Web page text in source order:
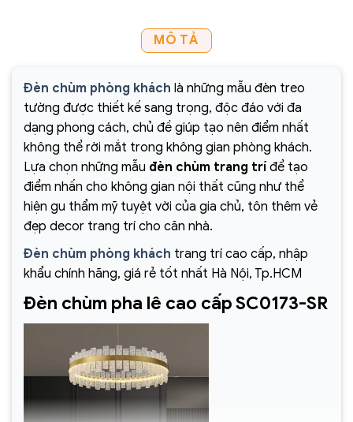
MÔ TẢ
Đèn chùm phòng khách là những mẫu đèn treo
tường được thiết kế sang trọng, độc đáo với đa
dạng phong cách, chủ đề giúp tạo nên điểm nhất
không thể rời mắt trong không gian phòng khách.
Lựa chọn những mẫu đèn chùm trang trí để tạo
điểm nhấn cho không gian nội thất cũng như thể
hiện gu thẩm mỹ tuyệt vời của gia chủ, tôn thêm vẻ
đẹp decor trang trí cho căn nhà.
Đèn chùm phòng khách trang trí cao cấp, nhập
khẩu chính hãng, giá rẻ tốt nhất Hà Nội, Tp.HCM
Đèn chùm pha lê cao cấp SC0173-SR